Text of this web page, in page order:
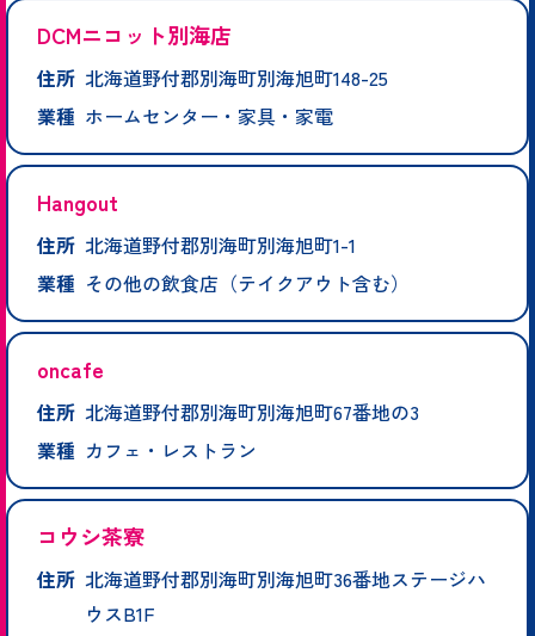
DCMニコット別海店
住所 北海道野付郡別海町別海旭町148-25
業種 ホームセンター・家具・家電
Hangout
住所 北海道野付郡別海町別海旭町1-1
業種 その他の飲食店（テイクアウト含む）
oncafe
住所 北海道野付郡別海町別海旭町67番地の3
業種 カフェ・レストラン
コウシ茶寮
住所 北海道野付郡別海町別海旭町36番地ステージハ
ウスB1F